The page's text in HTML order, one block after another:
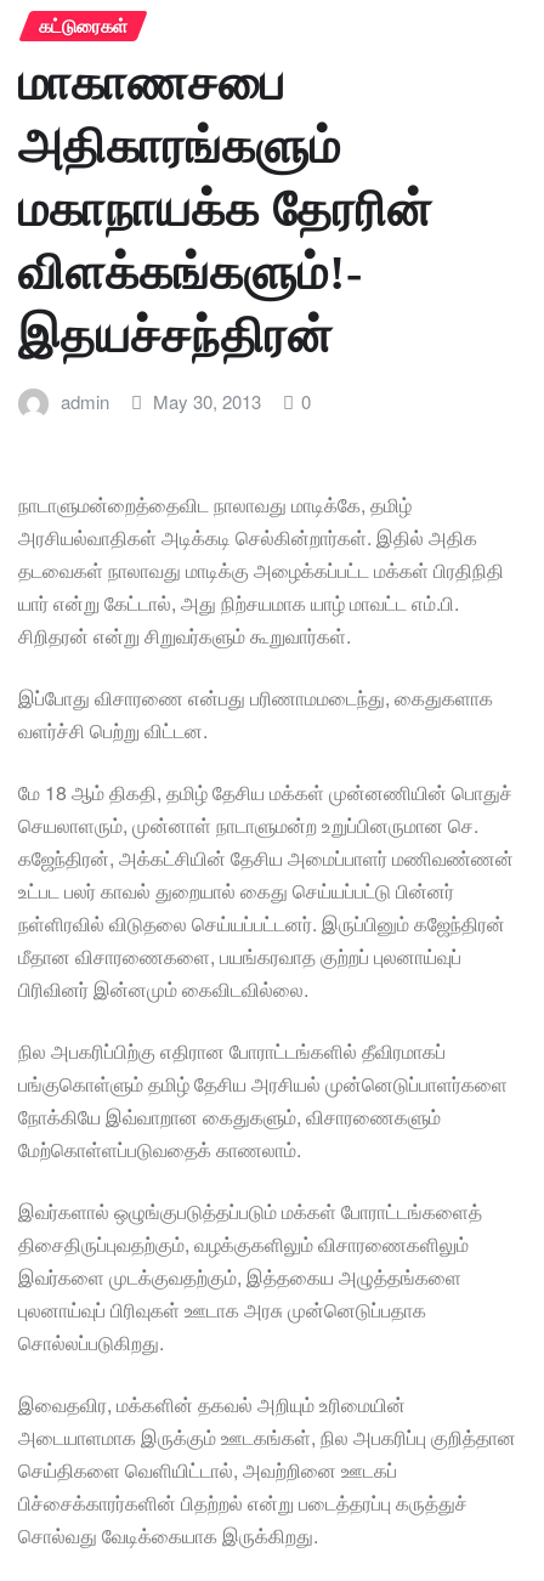
கட்டுரைகள்
மாகாணசபை
அதிகாரங்களும்
மகாநாயக்க தேரரின்
விளக்கங்களும்!-
இதயச்சந்திரன்
admin May 30, 2013 0
நாடாளுமன்றைத்தைவிட நாலாவது மாடிக்கே, தமிழ்
அரசியல்வாதிகள் அடிக்கடி செல்கின்றார்கள். இதில் அதிக
தடவைகள் நாலாவது மாடிக்கு அழைக்கப்பட்ட மக்கள் பிரதிநிதி
யார் என்று கேட்டால், அது நிற்சயமாக யாழ் மாவட்ட எம்.பி.
சிறிதரன் என்று சிறுவர்களும் கூறுவார்கள்.
இப்போது விசாரணை என்பது பரிணாமமடைந்து, கைதுகளாக
வளர்ச்சி பெற்று விட்டன.
மே 18 ஆம் திகதி, தமிழ் தேசிய மக்கள் முன்னணியின் பொதுச்
செயலாளரும், முன்னாள் நாடாளுமன்ற உறுப்பினருமான செ.
கஜேந்திரன், அக்கட்சியின் தேசிய அமைப்பாளர் மணிவண்ணன்
உட்பட பலர் காவல் துறையால் கைது செய்யப்பட்டு பின்னர்
நள்ளிரவில் விடுதலை செய்யப்பட்டனர். இருப்பினும் கஜேந்திரன்
மீதான விசாரணைகளை, பயங்கரவாத குற்றப் புலனாய்வுப்
பிரிவினர் இன்னமும் கைவிடவில்லை.
நில அபகரிப்பிற்கு எதிரான போராட்டங்களில் தீவிரமாகப்
பங்குகொள்ளும் தமிழ் தேசிய அரசியல் முன்னெடுப்பாளர்களை
நோக்கியே இவ்வாறான கைதுகளும், விசாரணைகளும்
மேற்கொள்ளப்படுவதைக் காணலாம்.
இவர்களால் ஒழுங்குபடுத்தப்படும் மக்கள் போராட்டங்களைத்
திசைதிருப்புவதற்கும், வழக்குகளிலும் விசாரணைகளிலும்
இவர்களை முடக்குவதற்கும், இத்தகைய அழுத்தங்களை
புலனாய்வுப் பிரிவுகள் ஊடாக அரசு முன்னெடுப்பதாக
சொல்லப்படுகிறது.
இவைதவிர, மக்களின் தகவல் அறியும் உரிமையின்
அடையாளமாக இருக்கும் ஊடகங்கள், நில அபகரிப்பு குறித்தான
செய்திகளை வெளியிட்டால், அவற்றினை ஊடகப்
பிச்சைக்காரர்களின் பிதற்றல் என்று படைத்தரப்பு கருத்துச்
சொல்வது வேடிக்கையாக இருக்கிறது.